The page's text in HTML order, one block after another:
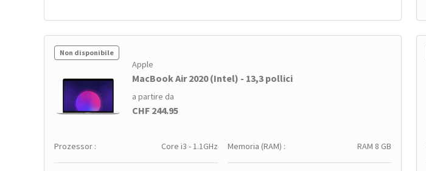
Non disponibile
Apple
MacBook Air 2020 (Intel) - 13,3 pollici
a partire da
CHF 244.95
Prozessor : Core i3 - 1.1GHz Memoria (RAM) : RAM 8 GB